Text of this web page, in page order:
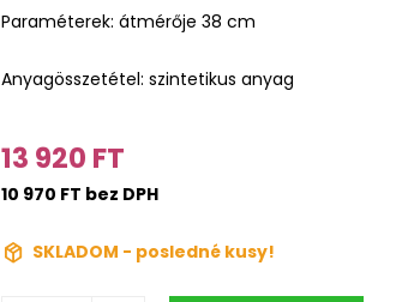
Paraméterek: átmérője 38 cm
Anyagösszetétel: szintetikus anyag
13 920 FT
10 970 FT bez DPH
SKLADOM - posledné kusy!